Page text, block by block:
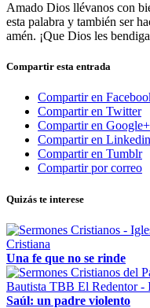
Amado Dios llévanos con
esta palabra y también ser
amén. ¡Que Dios les
Compartir esta entrada
Compartir en
Compartir en Twitter
Compartir en Google+
Compartir en Linkedin
Compartir en Tumblr
Compartir por correo
Quizás te interese
Una fe que no se rinde
Saúl: un padre violento